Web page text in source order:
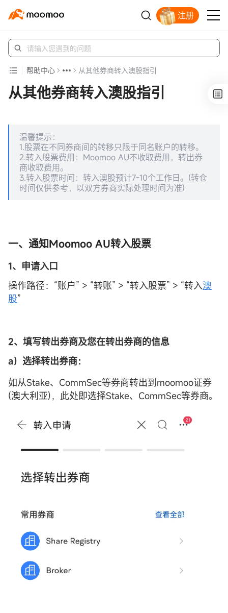
注册
帮助中心 从其他券商转入澳股指引
从其他券商转入澳股指引
温馨提示：
1.股票在不同券商间的转移只限于同名账户的转移。
2.转入股票费用：Moomoo AU不收取费用，转出券
商收取费用。
3.转入股票时间：转入澳股预计7-10个工作日。(转仓
时间仅供参考，以双方券商实际处理时间为准)
一、通知Moomoo AU转入股票
1、申请入口
操作路径：“账户” > “转账” > “转入股票” > “转入澳
股”
2、 填写转出券商及您在转出券商的信息
a）选择转出券商：
如从Stake、CommSec等券商转出到moomoo证券
(澳大利亚)，此处即选择Stake、CommSec等券商。